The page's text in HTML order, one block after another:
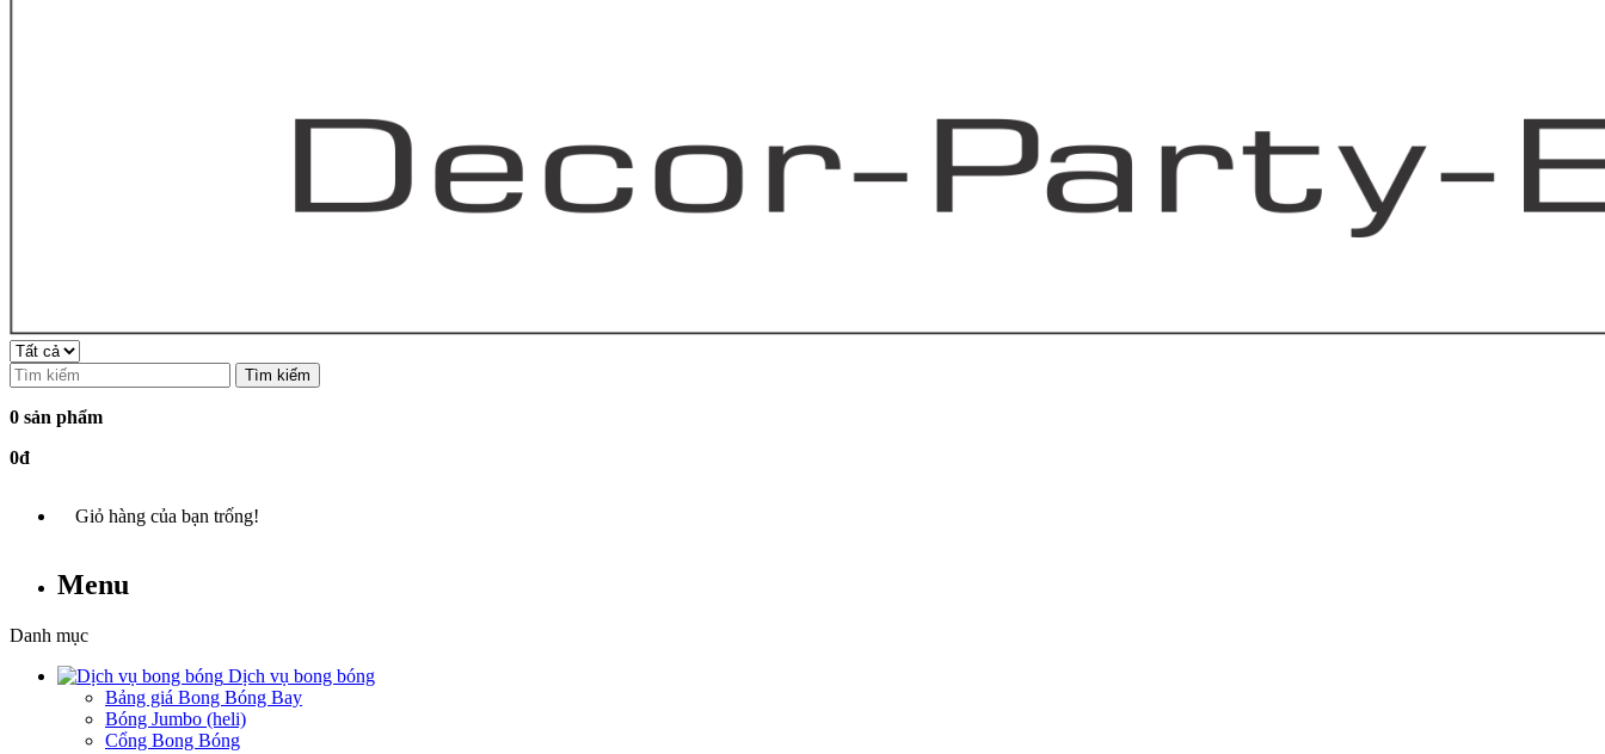
Tìm kiếm
0 sản phẩm
0đ
Giỏ hàng của bạn trống!
Menu
Danh mục
Dịch vụ bong bóng
Bảng giá Bong Bóng Bay
Bóng Jumbo (heli)
Cổng Bong Bóng